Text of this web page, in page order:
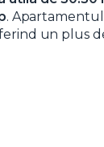
.
un plus